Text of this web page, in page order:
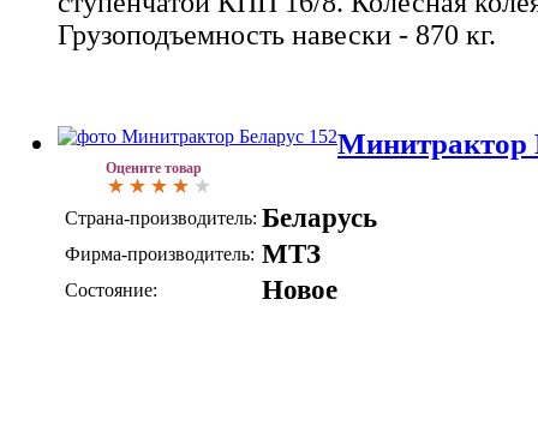
Грузоподъемность навески - 870 кг.
Оцените товар
Минитрактор
Страна-производитель: Беларусь
Фирма-производитель: МТЗ
Состояние: Новое